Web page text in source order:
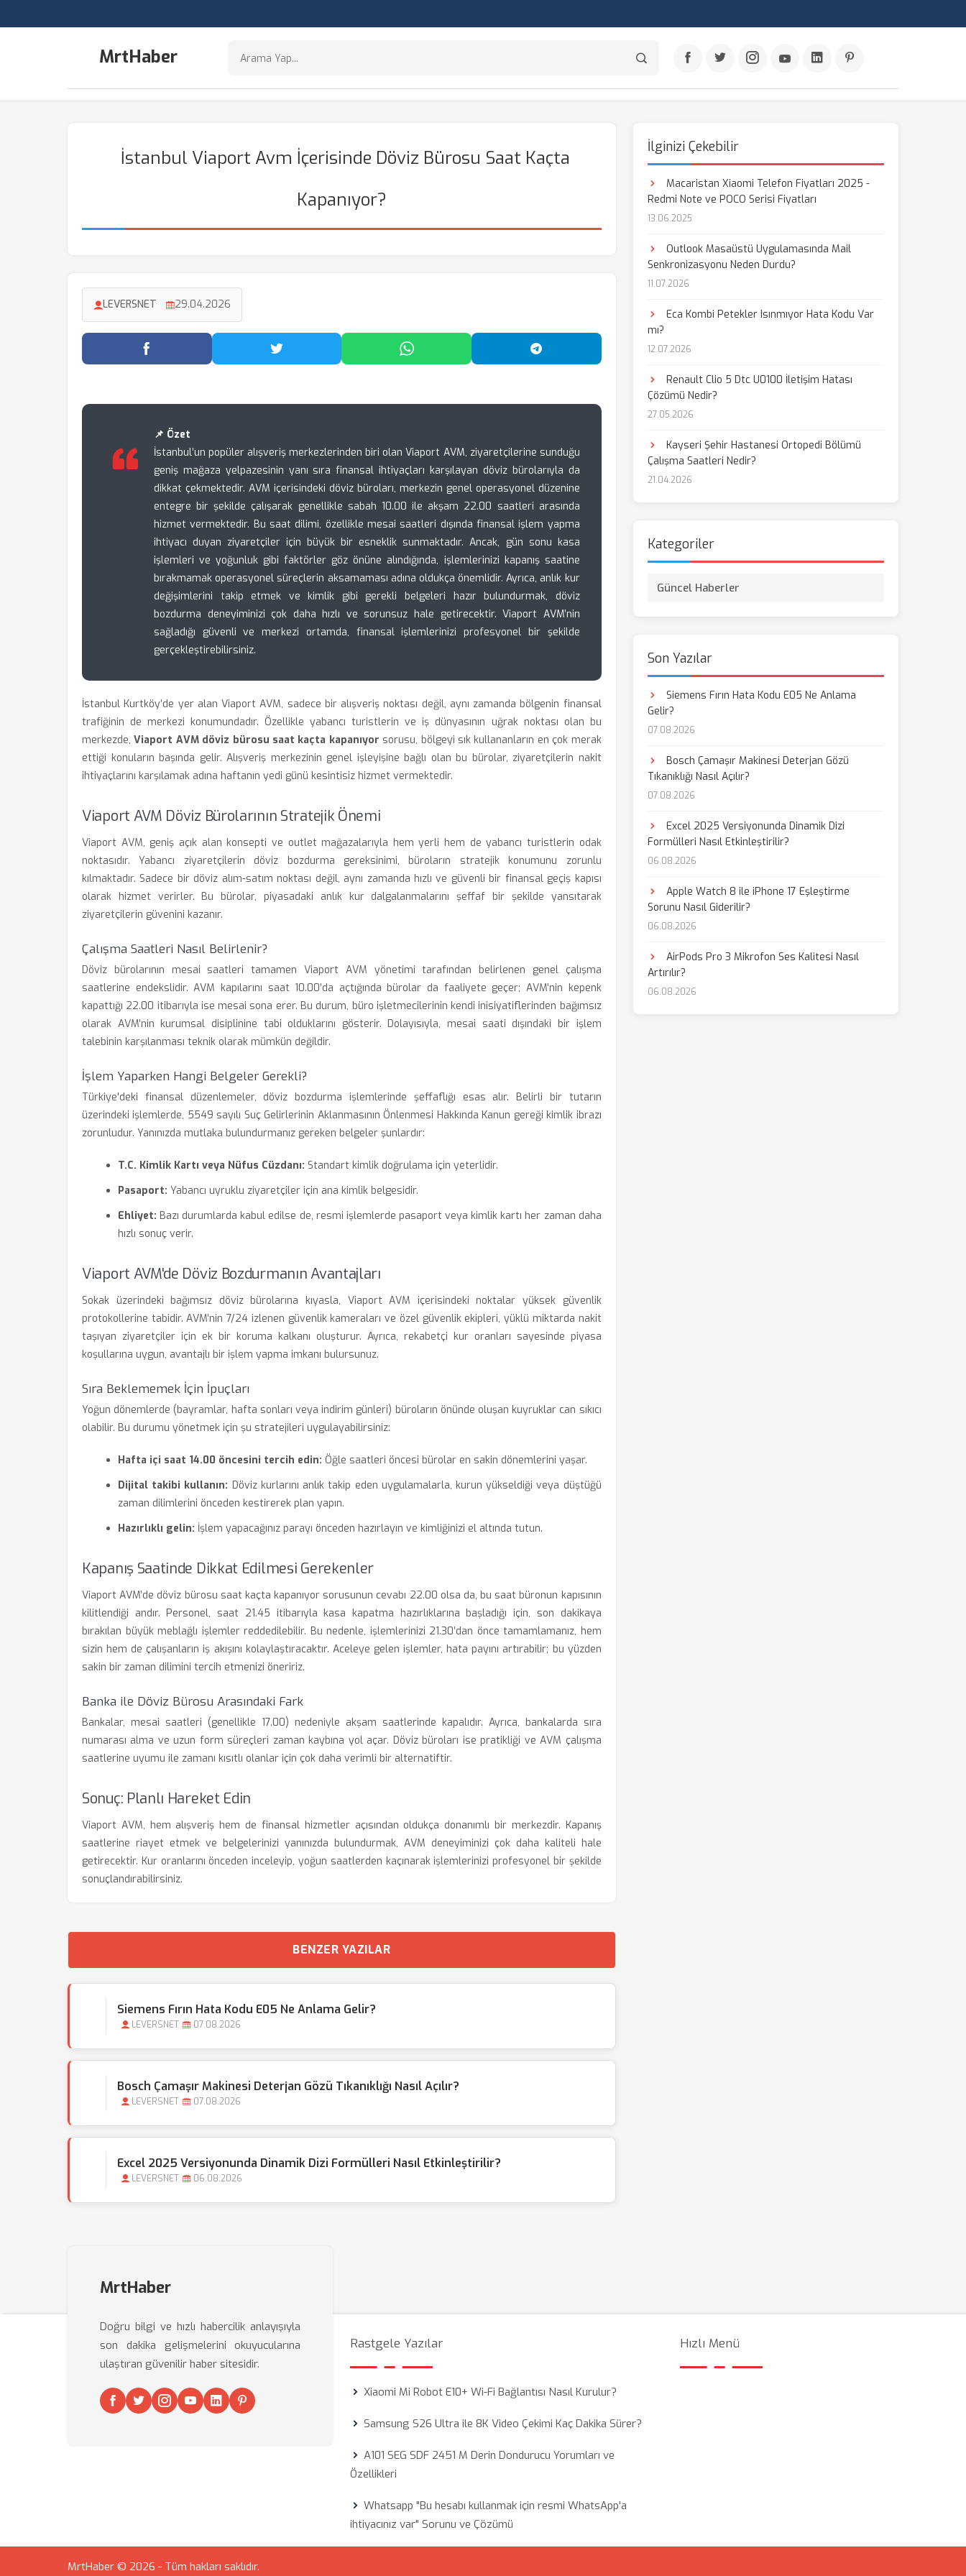
MrtHaber
İstanbul Viaport Avm İçerisinde Döviz Bürosu Saat Kaçta
Kapanıyor?
LEVERSNET 29.04.2026
Facebook'ta Paylaş Twitter'da Paylaş WhatsApp'ta Paylaş Telegram'da Paylaş
📌 Özet
İstanbul’un popüler alışveriş merkezlerinden biri olan Viaport AVM, ziyaretçilerine sunduğu
geniş mağaza yelpazesinin yanı sıra finansal ihtiyaçları karşılayan döviz bürolarıyla da
dikkat çekmektedir. AVM içerisindeki döviz büroları, merkezin genel operasyonel düzenine
entegre bir şekilde çalışarak genellikle sabah 10.00 ile akşam 22.00 saatleri arasında
hizmet vermektedir. Bu saat dilimi, özellikle mesai saatleri dışında finansal işlem yapma
ihtiyacı duyan ziyaretçiler için büyük bir esneklik sunmaktadır. Ancak, gün sonu kasa
işlemleri ve yoğunluk gibi faktörler göz önüne alındığında, işlemlerinizi kapanış saatine
bırakmamak operasyonel süreçlerin aksamaması adına oldukça önemlidir. Ayrıca, anlık kur
değişimlerini takip etmek ve kimlik gibi gerekli belgeleri hazır bulundurmak, döviz
bozdurma deneyiminizi çok daha hızlı ve sorunsuz hale getirecektir. Viaport AVM’nin
sağladığı güvenli ve merkezi ortamda, finansal işlemlerinizi profesyonel bir şekilde
gerçekleştirebilirsiniz.
İstanbul Kurtköy’de yer alan Viaport AVM, sadece bir alışveriş noktası değil, aynı zamanda bölgenin finansal
trafiğinin de merkezi konumundadır. Özellikle yabancı turistlerin ve iş dünyasının uğrak noktası olan bu
merkezde,Viaport AVM döviz bürosu saat kaçta kapanıyor sorusu, bölgeyi sık kullananların en çok merak
ettiği konuların başında gelir. Alışveriş merkezinin genel işleyişine bağlı olan bu bürolar, ziyaretçilerin nakit
ihtiyaçlarını karşılamak adına haftanın yedi günü kesintisiz hizmet vermektedir.
Viaport AVM Döviz Bürolarının Stratejik Önemi
Viaport AVM, geniş açık alan konsepti ve outlet mağazalarıyla hem yerli hem de yabancı turistlerin odak
noktasıdır. Yabancı ziyaretçilerin döviz bozdurma gereksinimi, büroların stratejik konumunu zorunlu
kılmaktadır. Sadece bir döviz alım-satım noktası değil, aynı zamanda hızlı ve güvenli bir finansal geçiş kapısı
olarak hizmet verirler. Bu bürolar, piyasadaki anlık kur dalgalanmalarını şeffaf bir şekilde yansıtarak
ziyaretçilerin güvenini kazanır.
Çalışma Saatleri Nasıl Belirlenir?
Döviz bürolarının mesai saatleri tamamen Viaport AVM yönetimi tarafından belirlenen genel çalışma
saatlerine endekslidir. AVM kapılarını saat 10.00’da açtığında bürolar da faaliyete geçer; AVM’nin kepenk
kapattığı 22.00 itibarıyla ise mesai sona erer. Bu durum, büro işletmecilerinin kendi inisiyatiflerinden bağımsız
olarak AVM’nin kurumsal disiplinine tabi olduklarını gösterir. Dolayısıyla, mesai saati dışındaki bir işlem
talebinin karşılanması teknik olarak mümkün değildir.
İşlem Yaparken Hangi Belgeler Gerekli?
Türkiye'deki finansal düzenlemeler, döviz bozdurma işlemlerinde şeffaflığı esas alır. Belirli bir tutarın
üzerindeki işlemlerde, 5549 sayılı Suç Gelirlerinin Aklanmasının Önlenmesi Hakkında Kanun gereği kimlik ibrazı
zorunludur. Yanınızda mutlaka bulundurmanız gereken belgeler şunlardır:
T.C. Kimlik Kartı veya Nüfus Cüzdanı: Standart kimlik doğrulama için yeterlidir.
Pasaport: Yabancı uyruklu ziyaretçiler için ana kimlik belgesidir.
Ehliyet: Bazı durumlarda kabul edilse de, resmi işlemlerde pasaport veya kimlik kartı her zaman daha
hızlı sonuç verir.
Viaport AVM'de Döviz Bozdurmanın Avantajları
Sokak üzerindeki bağımsız döviz bürolarına kıyasla, Viaport AVM içerisindeki noktalar yüksek güvenlik
protokollerine tabidir. AVM’nin 7/24 izlenen güvenlik kameraları ve özel güvenlik ekipleri, yüklü miktarda nakit
taşıyan ziyaretçiler için ek bir koruma kalkanı oluşturur. Ayrıca, rekabetçi kur oranları sayesinde piyasa
koşullarına uygun, avantajlı bir işlem yapma imkanı bulursunuz.
Sıra Beklememek İçin İpuçları
Yoğun dönemlerde (bayramlar, hafta sonları veya indirim günleri) büroların önünde oluşan kuyruklar can sıkıcı
olabilir. Bu durumu yönetmek için şu stratejileri uygulayabilirsiniz:
Hafta içi saat 14.00 öncesini tercih edin: Öğle saatleri öncesi bürolar en sakin dönemlerini yaşar.
Dijital takibi kullanın: Döviz kurlarını anlık takip eden uygulamalarla, kurun yükseldiği veya düştüğü
zaman dilimlerini önceden kestirerek plan yapın.
Hazırlıklı gelin: İşlem yapacağınız parayı önceden hazırlayın ve kimliğinizi el altında tutun.
Kapanış Saatinde Dikkat Edilmesi Gerekenler
Viaport AVM’de döviz bürosu saat kaçta kapanıyor sorusunun cevabı 22.00 olsa da, bu saat büronun kapısının
kilitlendiği andır. Personel, saat 21.45 itibarıyla kasa kapatma hazırlıklarına başladığı için, son dakikaya
bırakılan büyük meblağlı işlemler reddedilebilir. Bu nedenle, işlemlerinizi 21.30’dan önce tamamlamanız, hem
sizin hem de çalışanların iş akışını kolaylaştıracaktır. Aceleye gelen işlemler, hata payını artırabilir; bu yüzden
sakin bir zaman dilimini tercih etmenizi öneririz.
Banka ile Döviz Bürosu Arasındaki Fark
Bankalar, mesai saatleri (genellikle 17.00) nedeniyle akşam saatlerinde kapalıdır. Ayrıca, bankalarda sıra
numarası alma ve uzun form süreçleri zaman kaybına yol açar. Döviz büroları ise pratikliği ve AVM çalışma
saatlerine uyumu ile zamanı kısıtlı olanlar için çok daha verimli bir alternatiftir.
Sonuç: Planlı Hareket Edin
Viaport AVM, hem alışveriş hem de finansal hizmetler açısından oldukça donanımlı bir merkezdir. Kapanış
saatlerine riayet etmek ve belgelerinizi yanınızda bulundurmak, AVM deneyiminizi çok daha kaliteli hale
getirecektir. Kur oranlarını önceden inceleyip, yoğun saatlerden kaçınarak işlemlerinizi profesyonel bir şekilde
sonuçlandırabilirsiniz.
BENZER YAZILAR
Siemens Fırın Hata Kodu E05 Ne Anlama Gelir?
LEVERSNET 07.08.2026
Bosch Çamaşır Makinesi Deterjan Gözü Tıkanıklığı Nasıl Açılır?
LEVERSNET 07.08.2026
Excel 2025 Versiyonunda Dinamik Dizi Formülleri Nasıl Etkinleştirilir?
LEVERSNET 06.08.2026
İlginizi Çekebilir
Macaristan Xiaomi Telefon Fiyatları 2025 -
Redmi Note ve POCO Serisi Fiyatları
13.06.2025
Outlook Masaüstü Uygulamasında Mail
Senkronizasyonu Neden Durdu?
11.07.2026
Eca Kombi Petekler Isınmıyor Hata Kodu Var
mı?
12.07.2026
Renault Clio 5 Dtc U0100 İletişim Hatası
Çözümü Nedir?
27.05.2026
Kayseri Şehir Hastanesi Ortopedi Bölümü
Çalışma Saatleri Nedir?
21.04.2026
Kategoriler
Güncel Haberler
Son Yazılar
Siemens Fırın Hata Kodu E05 Ne Anlama
Gelir?
07.08.2026
Bosch Çamaşır Makinesi Deterjan Gözü
Tıkanıklığı Nasıl Açılır?
07.08.2026
Excel 2025 Versiyonunda Dinamik Dizi
Formülleri Nasıl Etkinleştirilir?
06.08.2026
Apple Watch 8 ile iPhone 17 Eşleştirme
Sorunu Nasıl Giderilir?
06.08.2026
AirPods Pro 3 Mikrofon Ses Kalitesi Nasıl
Artırılır?
06.08.2026
MrtHaber
Doğru bilgi ve hızlı habercilik anlayışıyla
son dakika gelişmelerini okuyucularına
ulaştıran güvenilir haber sitesidir.
Rastgele Yazılar
Xiaomi Mi Robot E10+ Wi-Fi Bağlantısı Nasıl Kurulur?
Samsung S26 Ultra ile 8K Video Çekimi Kaç Dakika Sürer?
A101 SEG SDF 2451 M Derin Dondurucu Yorumları ve
Özellikleri
Whatsapp "Bu hesabı kullanmak için resmi WhatsApp'a
ihtiyacınız var" Sorunu ve Çözümü
Hızlı Menü
MrtHaber © 2026 - Tüm hakları saklıdır.